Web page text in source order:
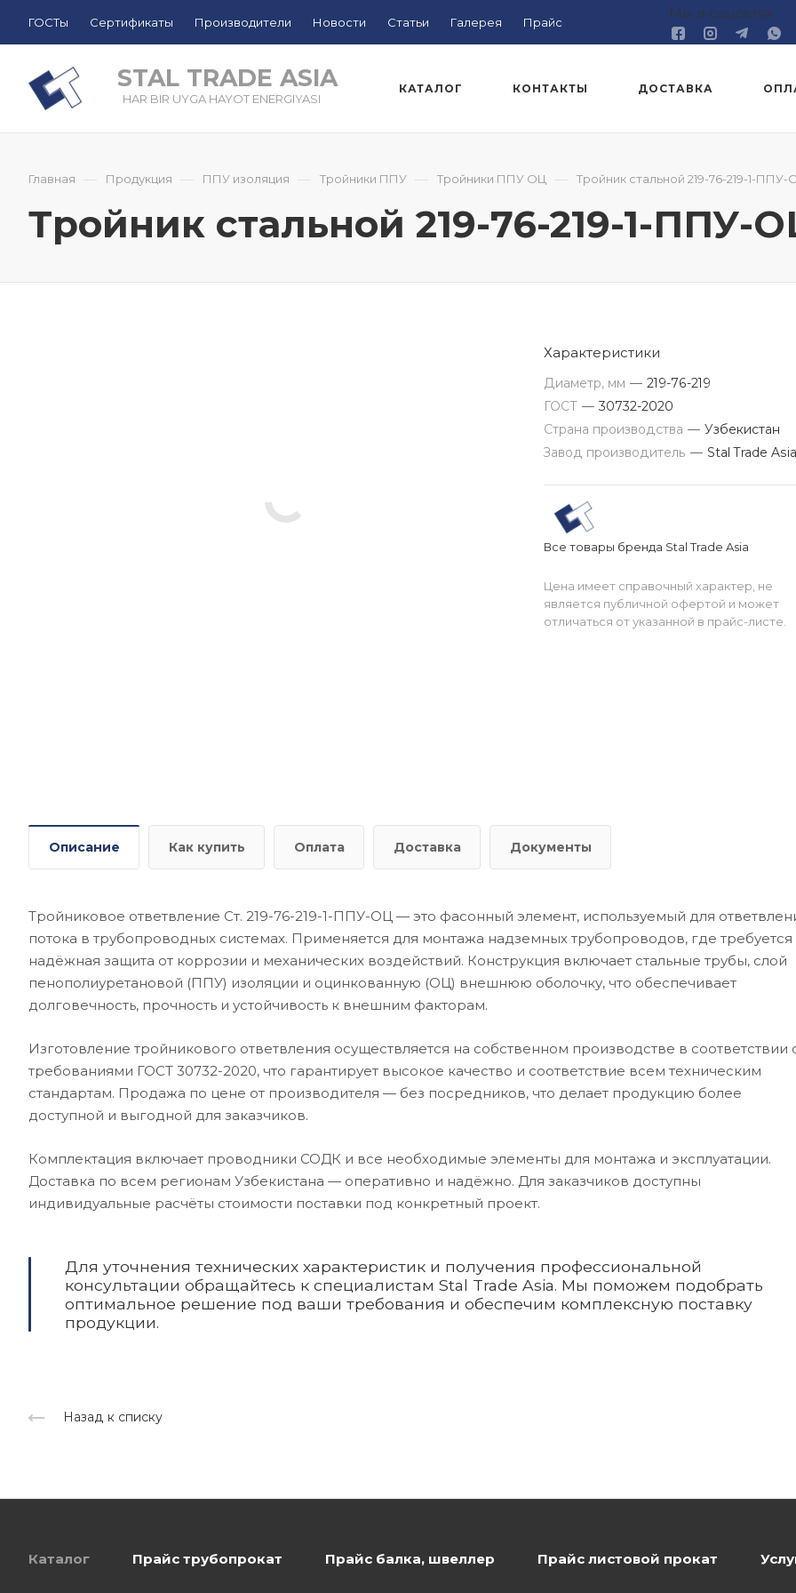
ГОСТы Сертификаты Производители Новости Статьи Галерея Прайс
Мы в соцсетях
STAL TRADE ASIA
HAR BIR UYGA HAYOT ENERGIYASI
КАТАЛОГ КОНТАКТЫ ДОСТАВКА
Главная — Продукция — ППУ изоляция — Тройники ППУ — Тройники ППУ ОЦ — Тройник стальной 219-76-219-1-ППУ-
Тройник стальной 219-76-219-1-ППУ-
Характеристики
Диаметр, мм — 219-76-219
ГОСТ — 30732-2020
Страна производства — Узбекистан
Завод производитель — Stal Trade Asia
Все товары бренда Stal Trade Asia
Цена имеет справочный характер, не
является публичной офертой и может
отличаться от указанной в прайс-листе.
Описание Как купить Оплата Доставка Документы
Тройниковое ответвление Ст. 219-76-219-1-ППУ-ОЦ — это фасонный элемент, используемый для
потока в трубопроводных системах. Применяется для монтажа надземных трубопроводов, где требуется
надёжная защита от коррозии и механических воздействий. Конструкция включает стальные трубы, слой
пенополиуретановой (ППУ) изоляции и оцинкованную (ОЦ) внешнюю оболочку, что обеспечивает
долговечность, прочность и устойчивость к внешним факторам.
Изготовление тройникового ответвления осуществляется на собственном производстве в соответствии
требованиями ГОСТ 30732-2020, что гарантирует высокое качество и соответствие всем техническим
стандартам. Продажа по цене от производителя — без посредников, что делает продукцию более
доступной и выгодной для заказчиков.
Комплектация включает проводники СОДК и все необходимые элементы для монтажа и эксплуатации.
Доставка по всем регионам Узбекистана — оперативно и надёжно. Для заказчиков доступны
индивидуальные расчёты стоимости поставки под конкретный проект.
Для уточнения технических характеристик и получения профессиональной
консультации обращайтесь к специалистам Stal Trade Asia. Мы поможем подобрать
оптимальное решение под ваши требования и обеспечим комплексную поставку
продукции.
Назад к списку
Каталог Прайс трубопрокат Прайс балка, швеллер Прайс листовой прокат